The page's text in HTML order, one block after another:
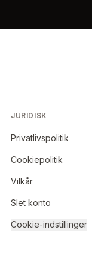
JURIDISK
Privatlivspolitik
Cookiepolitik
Vilkår
Slet konto
Cookie-indstillinger